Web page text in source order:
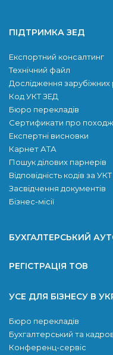
ПІДТРИМКА ЗЕД
Експортний консалтинг
Технічний файл
Дослідження зарубіжних
Код УКТ ЗЕД
Бюро перекладів
Сертификати про
Експертні висновки
Карнет АТА
Пошук ділових парнерів
Відповідність кодів за
Засвідчення документів
Бізнес-місії
БУХГАЛТЕРСЬКИЙ
РЕГІСТРАЦІЯ ТОВ
УСЕ ДЛЯ БІЗНЕСУ В
Бюро перекладів
Бухгалтерський та
Конференц-сервіс